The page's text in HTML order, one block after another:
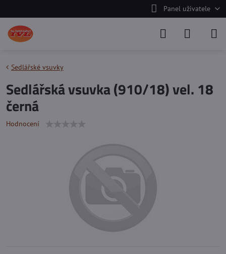
Panel uživatele
Sedlářské vsuvky
Sedlářská vsuvka (910/18) vel. 18
černá
Hodnocení